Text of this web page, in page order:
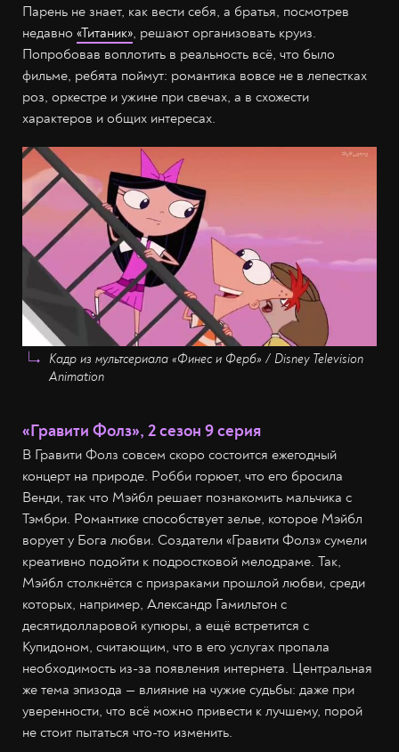
Парень не знает, как вести себя, а братья, посмотрев
недавно «Титаник», решают организовать круиз.
Попробовав воплотить в реальность всё, что было
фильме, ребята поймут: романтика вовсе не в лепестках
роз, оркестре и ужине при свечах, а в схожести
характеров и общих интересах.
Кадр из мультсериала «Финес и Ферб» / Disney Television
Animation
«Гравити Фолз», 2 сезон 9 серия
В Гравити Фолз совсем скоро состоится ежегодный
концерт на природе. Робби горюет, что его бросила
Венди, так что Мэйбл решает познакомить мальчика с
Тэмбри. Романтике способствует зелье, которое Мэйбл
ворует у Бога любви. Создатели «Гравити Фолз» сумели
креативно подойти к подростковой мелодраме. Так,
Мэйбл столкнётся с призраками прошлой любви, среди
которых, например, Александр Гамильтон с
десятидолларовой купюры, а ещё встретится с
Купидоном, считающим, что в его услугах пропала
необходимость из-за появления интернета. Центральная
же тема эпизода — влияние на чужие судьбы: даже при
уверенности, что всё можно привести к лучшему, порой
не стоит пытаться что-то изменить.